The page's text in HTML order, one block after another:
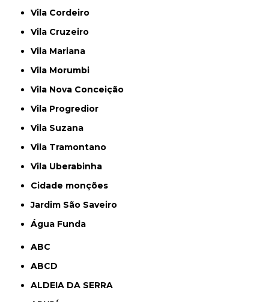
Vila Cordeiro
Vila Cruzeiro
Vila Mariana
Vila Morumbi
Vila Nova Conceição
Vila Progredior
Vila Suzana
Vila Tramontano
Vila Uberabinha
cidade monções
jardim São Saveiro
Água Funda
ABC
ABCD
ALDEIA DA SERRA